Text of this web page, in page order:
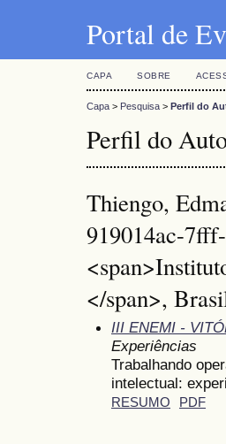
Portal de
CAPA SOBRE
Capa > Pesquisa > Perfil do
Perfil do
Thiengo,
919014ac-
</span>,
III ENEMI -
Experiências
Trabalhando
intelectual:
RESUMO PDF